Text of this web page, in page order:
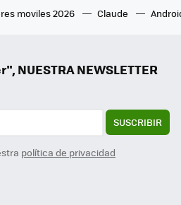
moviles 2026 Claude
NUESTRA NEWSLETTER
SUSCRIBIR
política de privacidad